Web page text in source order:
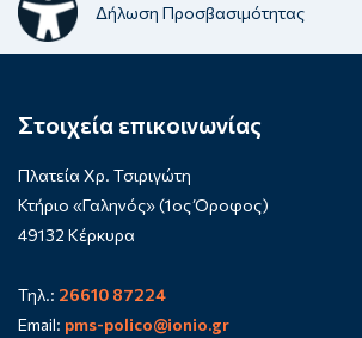
Δήλωση Προσβασιμότητας
Στοιχεία επικοινωνίας
Πλατεία Χρ. Τσιριγώτη
Κτήριο «Γαληνός» (1ος Όροφος)
49132 Κέρκυρα
Τηλ.: 26610 87224
Email: pms-polico@ionio.gr